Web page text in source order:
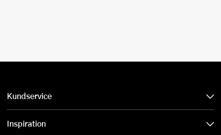
Kundservice
Inspiration